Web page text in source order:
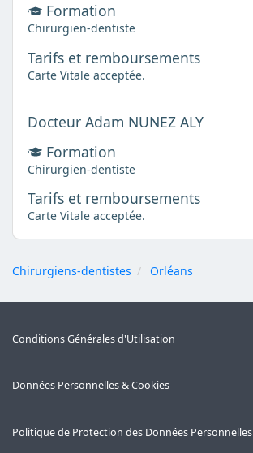
Formation
Chirurgien-dentiste
Tarifs et remboursements
Carte Vitale acceptée.
Docteur Adam NUNEZ ALY
Formation
Chirurgien-dentiste
Tarifs et remboursements
Carte Vitale acceptée.
Chirurgiens-dentistes Orléans
Conditions Générales d'Utilisation
Données Personnelles & Cookies
Politique de Protection des Données Personnelles